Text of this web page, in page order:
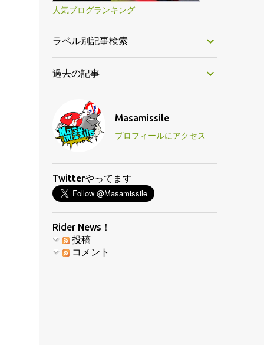
人気ブログランキング
ラベル別記事検索
過去の記事
Masamissile
プロフィールにアクセス
Twitterやってます
Rider News！
投稿
コメント